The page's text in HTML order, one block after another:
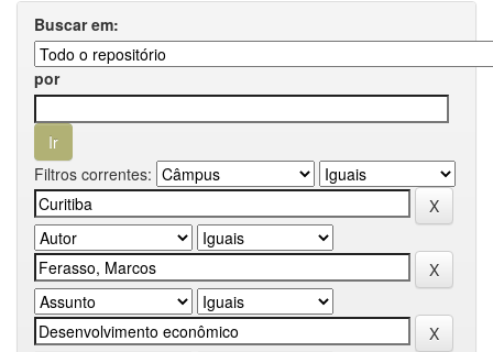
Buscar em:
por
Filtros correntes: